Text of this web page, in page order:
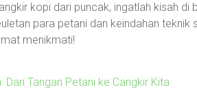
kopi dari puncak, ingatlah kisah di
para petani dan keindahan teknik
menikmati!
Dari Tangan Petani ke Cangkir Kita